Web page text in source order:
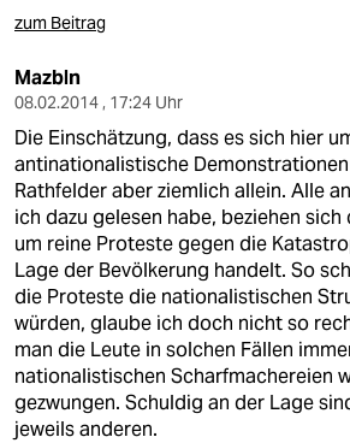
zum Beitrag
Mazbln
08.02.2014 , 17:24 Uhr
Die Einschätzung, dass es sich hier
antinationalistische
Rathfelder aber ziemlich allein. Alle
ich dazu gelesen habe, beziehen sich
um reine Proteste gegen die
Lage der Bevölkerung handelt. So
die Proteste die nationalistischen
würden, glaube ich doch nicht so
man die Leute in solchen Fällen
nationalistischen Scharfmachereien
gezwungen. Schuldig an der Lage
jeweils anderen.